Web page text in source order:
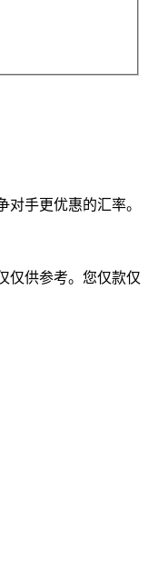
手更优惠的汇率。
仅供参考。您仅款仅